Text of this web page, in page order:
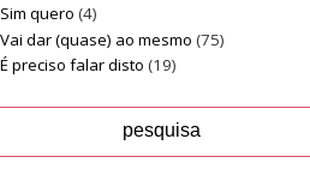
Sim quero (4)
Vai dar (quase) ao mesmo (75)
É preciso falar disto (19)